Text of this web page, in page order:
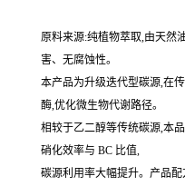
原料来源:纯植物萃取,由天然
害、无腐蚀性。
本产品为升级迭代型碳源,在
酶,优化微生物代谢路径。
相较于乙二醇等传统碳源,本
硝化效率与 BC 比值,
碳源利用率大幅提升。产品